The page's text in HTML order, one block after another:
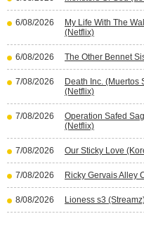
6/08/2026
My Life With The
(Netflix)
6/08/2026 The Other Bennet
7/08/2026
Death Inc. (Muertos
(Netflix)
7/08/2026
Operation Safed
(Netflix)
7/08/2026 Our Sticky Love
7/08/2026 Ricky Gervais Alley
8/08/2026 Lioness s3